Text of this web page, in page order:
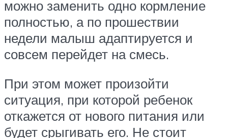
можно заменить одно кормление
полностью, а по прошествии
недели малыш адаптируется и
совсем перейдет на смесь.
При этом может произойти
ситуация, при которой ребенок
откажется от нового питания или
будет срыгивать его. Не стоит